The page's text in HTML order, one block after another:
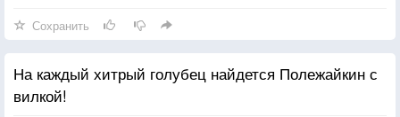
Сохранить
На каждый хитрый голубец найдется Полежайкин с
вилкой!